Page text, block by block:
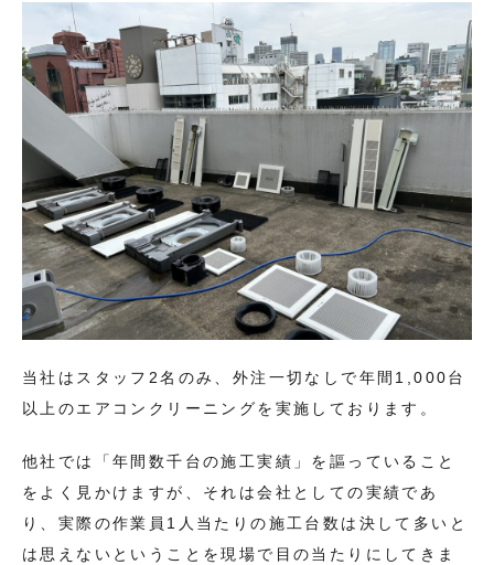
当社はスタッフ2名のみ、外注一切なしで年間1,000台
以上のエアコンクリーニングを実施しております。
他社では「年間数千台の施工実績」を謳っていること
をよく見かけますが、それは会社としての実績であ
り、実際の作業員1人当たりの施工台数は決して多いと
は思えないということを現場で目の当たりにしてきま